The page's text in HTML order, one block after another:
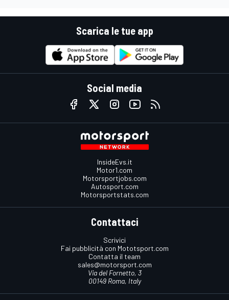
Scarica le tue app
Social media
InsideEvs.it
Motor1.com
Motorsportjobs.com
Autosport.com
Motorsportstats.com
Contattaci
Scrivici
Fai pubblicità con Mototsport.com
Contatta il team
sales@motorsport.com
Via del Fornetto, 3
00149 Roma, Italy